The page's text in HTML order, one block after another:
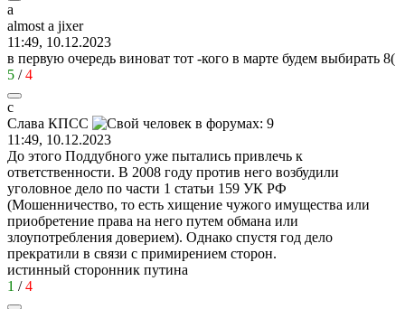
a
almost a jixer
11:49, 10.12.2023
в первую очередь виноват тот -кого в марте будем выбирать 8(
5 /4
с
Слава КПСС
11:49, 10.12.2023
До этого Поддубного уже пытались привлечь к
ответственности. В 2008 году против него возбудили
уголовное дело по части 1 статьи 159 УК РФ
(Мошенничество, то есть хищение чужого имущества или
приобретение права на него путем обмана или
злоупотребления доверием). Однако спустя год дело
прекратили в связи с примирением сторон.
истинный сторонник путина
1 /4